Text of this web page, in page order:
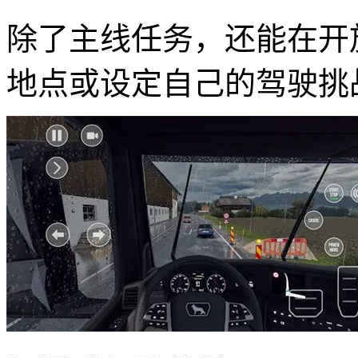
除了主线任务，还能在
地点或设定自己的驾驶